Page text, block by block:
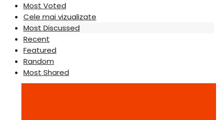
Most Voted
Cele mai vizualizate
Most Discussed
Recent
Featured
Random
Most Shared